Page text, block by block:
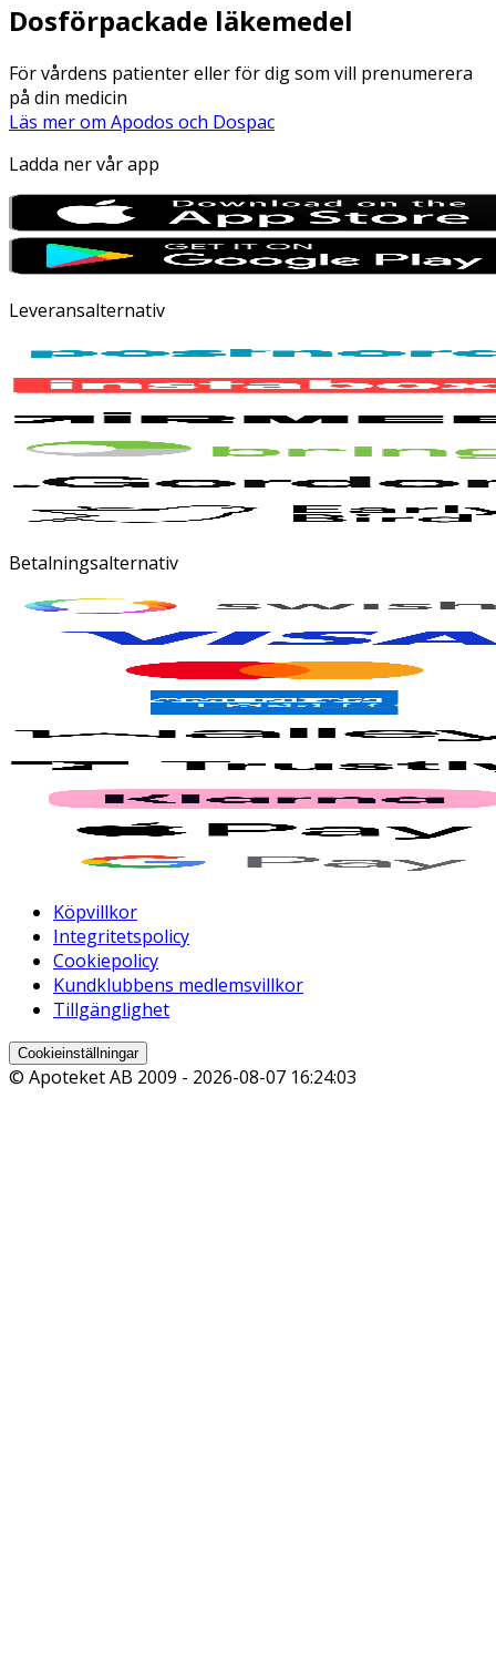
Dosförpackade läkemedel
För vårdens patienter eller för dig som vill prenumerera
på din medicin
Läs mer om Apodos och Dospac
Ladda ner vår app
Leveransalternativ
Betalningsalternativ
Köpvillkor
Integritetspolicy
Cookiepolicy
Kundklubbens medlemsvillkor
Tillgänglighet
Cookieinställningar
© Apoteket AB 2009 - 2026-08-07 16:24:03